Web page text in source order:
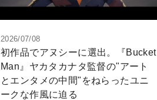
2026/07/08
初作品でアヌシーに選出。『Bucket
Man』ヤカタカナタ監督の"アート
とエンタメの中間"をねらったユニ
ークな作風に迫る